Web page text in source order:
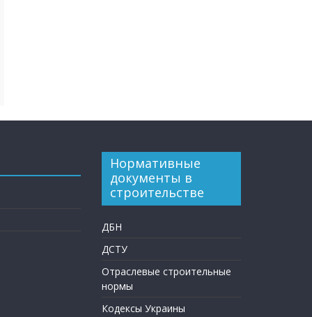
Нормативные
документы в
строительстве
ДБН
ДСТУ
Отраслевые строительные
нормы
Кодексы Украины